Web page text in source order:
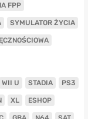
FPP
SYMULATOR ŻYCIA
WII U STADIA PS3
XL ESHOP